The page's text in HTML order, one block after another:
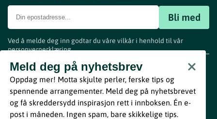
Bli med
Ved å melde deg inn godtar du våre vilkår i henhold til vår
personvernerklæring.
Meld deg på nyhetsbrev
Oppdag mer! Motta skjulte perler, ferske tips og
spennende arrangementer. Meld deg på nyhetsbrevet
og få skreddersydd inspirasjon rett i innboksen. Én e-
post i måneden. Ingen spam, bare skikkelige tips.
www.visitvestfold.com
Turistinformasjon
Vestfold Fylkeskommune
ByBreakfast